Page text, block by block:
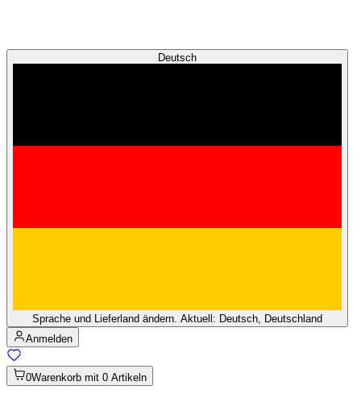
Deutsch
Sprache und Lieferland ändern. Aktuell: Deutsch, Deutschland
Anmelden
0Warenkorb mit 0 Artikeln